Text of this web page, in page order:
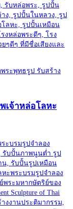
รับหล่อพระ, รูปปั้น
ง, รูปปั้นในหลวง, รูป
ลหะ, รูปปั้นเหมือน
งหล่อพระดีๆ, โรง
ๆดีๆ ที่มีชื่อเสียงและ
เจ้าหล่อโลหะ
ะบรมรูปจำลอง
รับปั้นภาพนูนต่ำ รูป
น, รับปั้นรูปเหมือน
ะพระบรมรูปจำลอง
พระมหากษัตริย์ของ
Sculpture of Thai
างงานประติมากรรม,